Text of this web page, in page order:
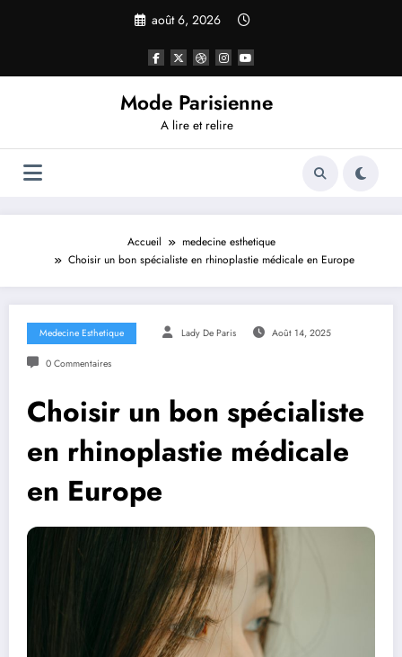
août 6, 2026
Mode Parisienne
A lire et relire
Accueil
medecine esthetique
Choisir un bon spécialiste en rhinoplastie médicale en Europe
Medecine Esthetique Lady De Paris Août 14, 2025
0 Commentaires
Choisir un bon spécialiste
en rhinoplastie médicale
en Europe